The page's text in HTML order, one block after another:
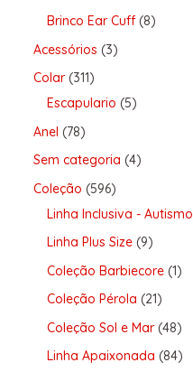
Brinco Ear Cuff 8
Acessórios 3
Colar 311
Escapulario 5
Anel 78
Sem categoria 4
Coleção 596
Linha Inclusiva - Autismo
Linha Plus Size 9
Coleção Barbiecore 1
Coleção Pérola 21
Coleção Sol e Mar 48
Linha Apaixonada 84